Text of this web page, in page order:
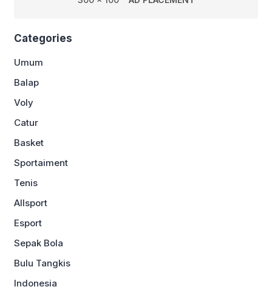
Categories
Umum
Balap
Voly
Catur
Basket
Sportaiment
Tenis
Allsport
Esport
Sepak Bola
Bulu Tangkis
Indonesia